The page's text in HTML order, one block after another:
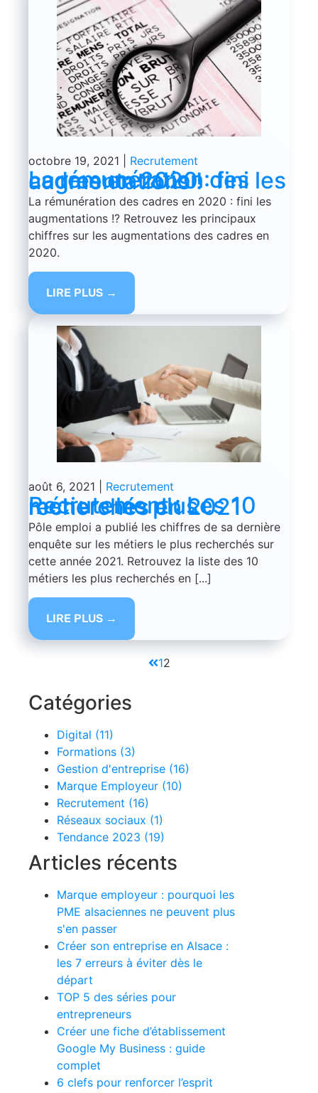
octobre 19, 2021 Recrutement
La rémunération des cadres en 2020 : fini les augmentations !
La rémunération des cadres en 2020 : fini les
augmentations !? Retrouvez les principaux
chiffres sur les augmentations des cadres en
2020.
LIRE PLUS →
août 6, 2021 Recrutement
Recrutement : Les 10 métiers les plus recherchés en 2021
Pôle emploi a publié les chiffres de sa dernière
enquête sur les métiers le plus recherchés sur
cette année 2021. Retrouvez la liste des 10
métiers les plus recherchés en [...]
LIRE PLUS →
12
Catégories
Digital (11)
Formations (3)
Gestion d'entreprise (16)
Marque Employeur (10)
Recrutement (16)
Réseaux sociaux (1)
Tendance 2023 (19)
Articles récents
Marque employeur : pourquoi les
PME alsaciennes ne peuvent plus
s'en passer
Créer son entreprise en Alsace :
les 7 erreurs à éviter dès le
départ
TOP 5 des séries pour
entrepreneurs
Créer une fiche d’établissement
Google My Business : guide
complet
6 clefs pour renforcer l’esprit